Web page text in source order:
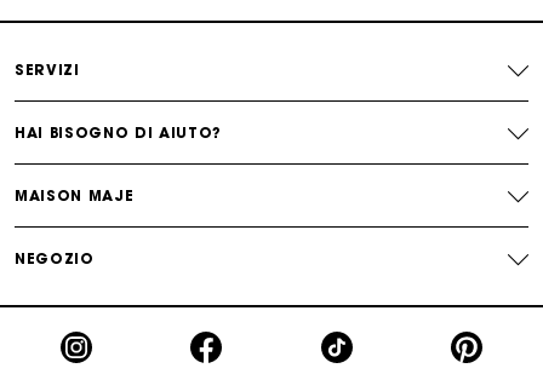
SERVIZI
HAI BISOGNO DI AIUTO?
MAISON MAJE
NEGOZIO